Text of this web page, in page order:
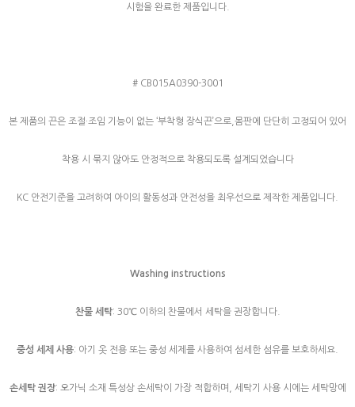
시험을 완료한 제품입니다.
# CB015A0390-3001
본 제품의 끈은 조절·조임 기능이 없는 ‘부착형 장식끈’으로,몸판에 단단히 고정되어 있어
착용 시 묶지 않아도 안정적으로 착용되도록 설계되었습니다
KC 안전기준을 고려하여 아이의 활동성과 안전성을 최우선으로 제작한 제품입니다.
Washing instructions
찬물 세탁: 30℃ 이하의 찬물에서 세탁을 권장합니다.
중성 세제 사용: 아기 옷 전용 또는 중성 세제를 사용하여 섬세한 섬유를 보호하세요.
손세탁 권장: 오가닉 소재 특성상 손세탁이 가장 적합하며, 세탁기 사용 시에는 세탁망에